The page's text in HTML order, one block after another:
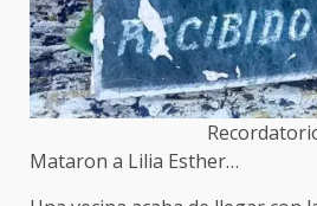
Mataron a Lilia Esther…